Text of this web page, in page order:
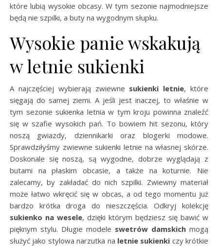
które lubią wysokie obcasy. W tym sezonie najmodniejsze
będą nie szpilki, a buty na wygodnym słupku.
Wysokie panie wskakują
w letnie sukienki
A najczęściej wybierają zwiewne sukienki letnie, które
sięgają do samej ziemi. A jeśli jest inaczej, to właśnie w
tym sezonie sukienka letnia w tym kroju powinna znaleźć
się w szafie wysokich pań. To bowiem hit sezonu, który
noszą gwiazdy, dziennikarki oraz blogerki modowe.
Sprawdziłyśmy zwiewne sukienki letnie na własnej skórze.
Doskonale się noszą, są wygodne, dobrze wyglądają z
butami na płaskim obcasie, a także na koturnie. Nie
zalecamy, by zakładać do nich szpilki. Zwiewny materiał
może łatwo wkręcić się w obcas, a od tego momentu już
bardzo krótka droga do nieszczęścia. Odkryj kolekcję
sukienko na wesele, dzięki którym będziesz się bawić w
pięknym stylu. Długie modele swetrów damskich mogą
służyć jako stylowa narzutka na letnie sukienki czy krótkie